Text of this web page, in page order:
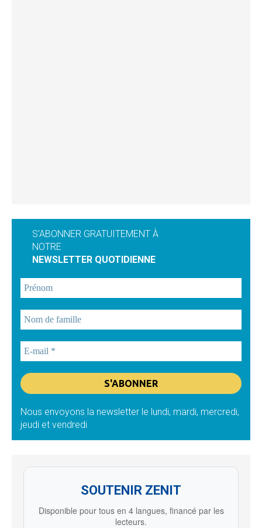
S'ABONNER GRATUITEMENT À
NOTRE
NEWSLETTER QUOTIDIENNE
Nous envoyons la newsletter le lundi, mardi, mercredi,
jeudi et vendredi
SOUTENIR ZENIT
Disponible pour tous en 4 langues, financé par les
lecteurs.